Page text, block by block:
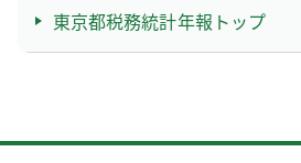
東京都税務統計年報トップ